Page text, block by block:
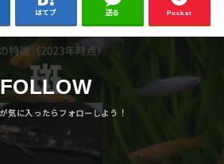
はてブ 送る Pocket
FOLLOW